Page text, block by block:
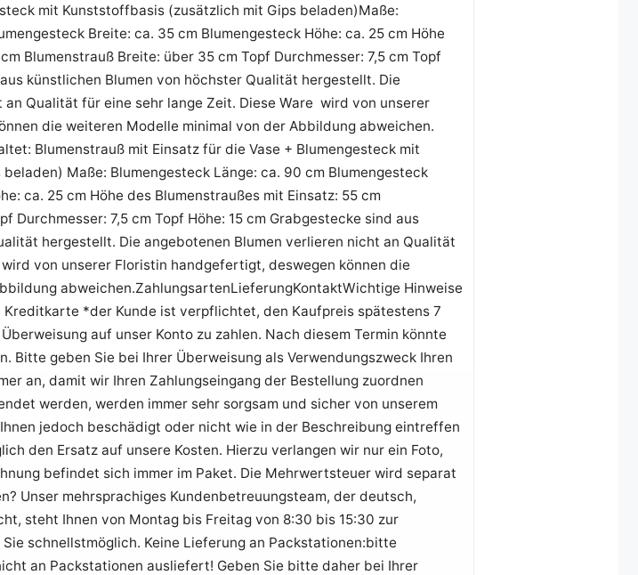
mit Kunststoffbasis (zusätzlich mit Gips beladen)Maße:
Breite: ca. 35 cm Blumengesteck Höhe: ca. 25 cm Höhe
Blumenstrauß Breite: über 35 cm Topf Durchmesser: 7,5 cm Topf
künstlichen Blumen von höchster Qualität hergestellt. Die
Qualität für eine sehr lange Zeit. Diese Ware wird von unserer
die weiteren Modelle minimal von der Abbildung abweichen.
Blumenstrauß mit Einsatz für die Vase + Blumengesteck mit
Maße: Blumengesteck Länge: ca. 90 cm Blumengesteck
ca. 25 cm Höhe des Blumenstraußes mit Einsatz: 55 cm
Durchmesser: 7,5 cm Topf Höhe: 15 cm Grabgestecke sind aus
hergestellt. Die angebotenen Blumen verlieren nicht an Qualität
von unserer Floristin handgefertigt, deswegen können die
abweichen.ZahlungsartenLieferungKontaktWichtige Hinweise
Kreditkarte *der Kunde ist verpflichtet, den Kaufpreis spätestens 7
auf unser Konto zu zahlen. Nach diesem Termin könnte
Bitte geben Sie bei Ihrer Überweisung als Verwendungszweck Ihren
an, damit wir Ihren Zahlungseingang der Bestellung zuordnen
werden, werden immer sehr sorgsam und sicher von unserem
jedoch beschädigt oder nicht wie in der Beschreibung eintreffen
den Ersatz auf unsere Kosten. Hierzu verlangen wir nur ein Foto,
befindet sich immer im Paket. Die Mehrwertsteuer wird separat
Unser mehrsprachiges Kundenbetreuungsteam, der deutsch,
steht Ihnen von Montag bis Freitag von 8:30 bis 15:30 zur
schnellstmöglich. Keine Lieferung an Packstationen:bitte
an Packstationen ausliefert! Geben Sie bitte daher bei Ihrer